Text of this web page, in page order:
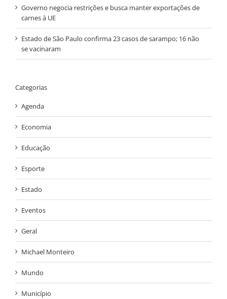
Governo negocia restrições e busca manter exportações de
carnes à UE
Estado de São Paulo confirma 23 casos de sarampo; 16 não
se vacinaram
Categorias
Agenda
Economia
Educação
Esporte
Estado
Eventos
Geral
Michael Monteiro
Mundo
Município